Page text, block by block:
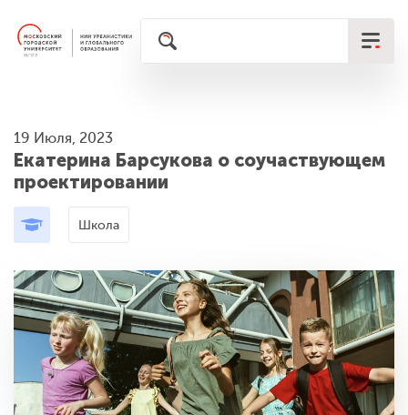
19 Июля, 2023
Екатерина Барсукова о соучаствующем
проектировании
Школа